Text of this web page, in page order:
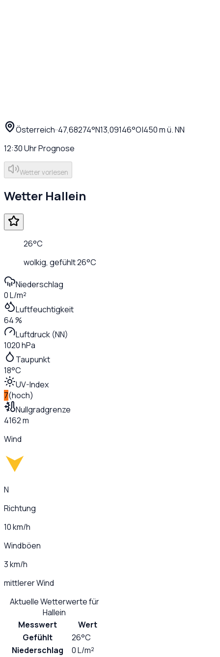
Österreich··47,68274°N13,09146°O|450m ü. NN
12:30UhrPrognose
Wetter vorlesen
Wetter Hallein
26°C
wolkig, gefühlt26°C
Niederschlag
0 L/m²
Luftfeuchtigkeit
64 %
Luftdruck (NN)
1020 hPa
Taupunkt
18°C
UV-Index
7(hoch)
Nullgradgrenze
4162 m
Wind
N
Richtung
10 km/h
Windböen
3 km/h
mittlerer Wind
Aktuelle Wetterwerte für
Hallein
Messwert
Wert
Gefühlt
26°C
Niederschlag
0 L/m²